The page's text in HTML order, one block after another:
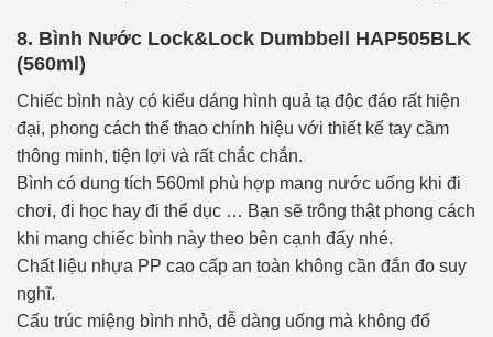
8. Bình Nước Lock&Lock Dumbbell HAP505BLK
(560ml)
Chiếc bình này có kiểu dáng hình quả tạ độc đáo rất hiện
đại, phong cách thể thao chính hiệu với thiết kế tay cầm
thông minh, tiện lợi và rất chắc chắn.
Bình có dung tích 560ml phù hợp mang nước uống khi đi
chơi, đi học hay đi thể dục … Bạn sẽ trông thật phong cách
khi mang chiếc bình này theo bên cạnh đấy nhé.
Chất liệu nhựa PP cao cấp an toàn không cần đắn đo suy
nghĩ.
Cấu trúc miệng bình nhỏ, dễ dàng uống mà không đổ